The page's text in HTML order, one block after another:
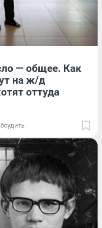
— общее. Как
на ж/д
оттуда